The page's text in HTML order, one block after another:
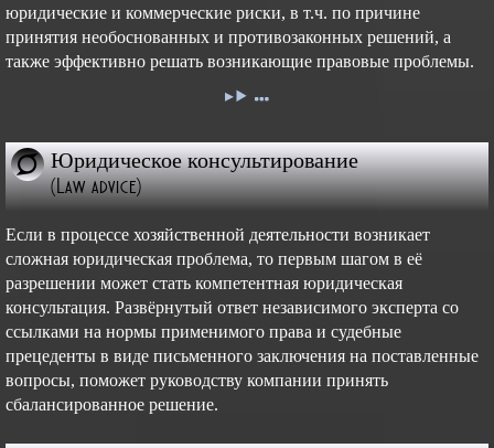
юридические и коммерческие риски, в т.ч. по причине
принятия необоснованных и противозаконных решений, а
также эффективно решать возникающие правовые проблемы.
Юридическое консультирование
(Law advice)
Если в процессе хозяйственной деятельности возникает
сложная юридическая проблема, то первым шагом в её
разрешении может стать компетентная юридическая
консультация. Развёрнутый ответ независимого эксперта со
ссылками на нормы применимого права и судебные
прецеденты в виде письменного заключения на поставленные
вопросы, поможет руководству компании принять
сбалансированное решение.